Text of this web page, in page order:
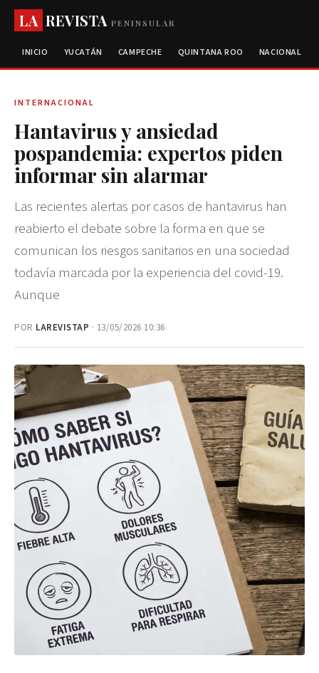
LA REVISTAPENINSULAR
INICIO YUCATÁN CAMPECHE QUINTANA ROO NACIONAL
INTERNACIONAL
Hantavirus y ansiedad
pospandemia: expertos piden
informar sin alarmar
Las recientes alertas por casos de hantavirus han
reabierto el debate sobre la forma en que se
comunican los riesgos sanitarios en una sociedad
todavía marcada por la experiencia del covid-19.
Aunque
POR LAREVISTAP · 13/05/2026 10:36